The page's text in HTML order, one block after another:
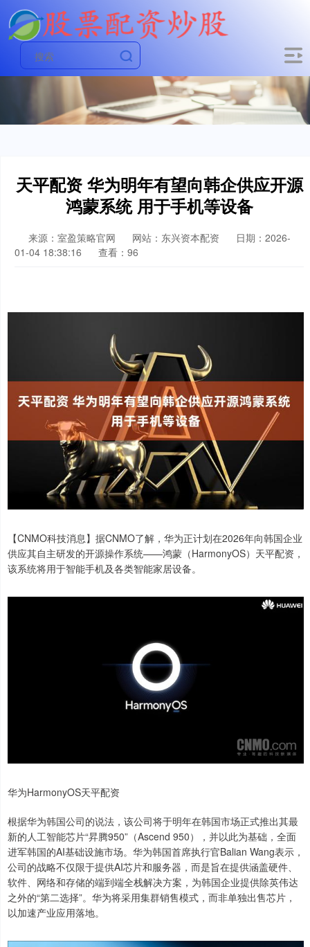
天平配资 华为明年有望向韩企供应开源
鸿蒙系统 用于手机等设备
来源：室盈策略官网 网站：东兴资本配资
日期：2026-
01-04 18:38:16
查看：96
【CNMO科技消息】据CNMO了解，华为正计划在2026年向韩国企业
供应其自主研发的开源操作系统——鸿蒙（HarmonyOS）天平配资，
该系统将用于智能手机及各类智能家居设备。
华为HarmonyOS天平配资
根据华为韩国公司的说法，该公司将于明年在韩国市场正式推出其最
新的人工智能芯片“昇腾950”（Ascend 950），并以此为基础，全面
进军韩国的AI基础设施市场。华为韩国首席执行官Balian Wang表示，
公司的战略不仅限于提供AI芯片和服务器，而是旨在提供涵盖硬件、
软件、网络和存储的端到端全栈解决方案，为韩国企业提供除英伟达
之外的“第二选择”。华为将采用集群销售模式，而非单独出售芯片，
以加速产业应用落地。